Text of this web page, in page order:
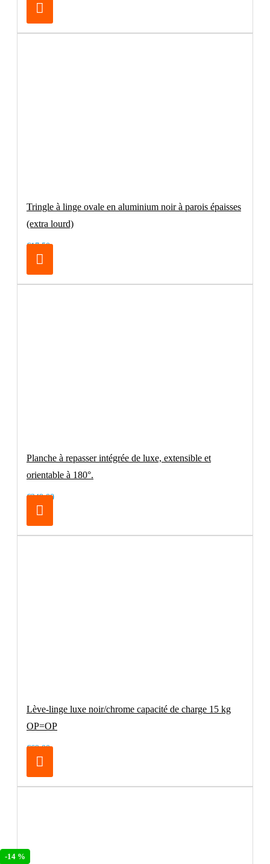
-14 %
Tringle à linge ovale en aluminium noir à parois épaisses
(extra lourd)
€17.50
Planche à repasser intégrée de luxe, extensible et
orientable à 180°.
€249.00
Lève-linge luxe noir/chrome capacité de charge 15 kg
OP=OP
€69.00